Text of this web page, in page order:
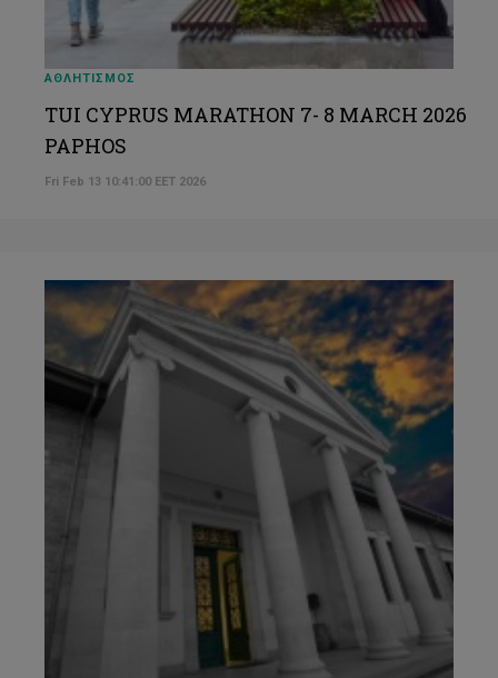
ΑΘΛΗΤΙΣΜΟΣ
TUI CYPRUS MARATHON 7- 8 MARCH 2026
PAPHOS
Fri Feb 13 10:41:00 EET 2026